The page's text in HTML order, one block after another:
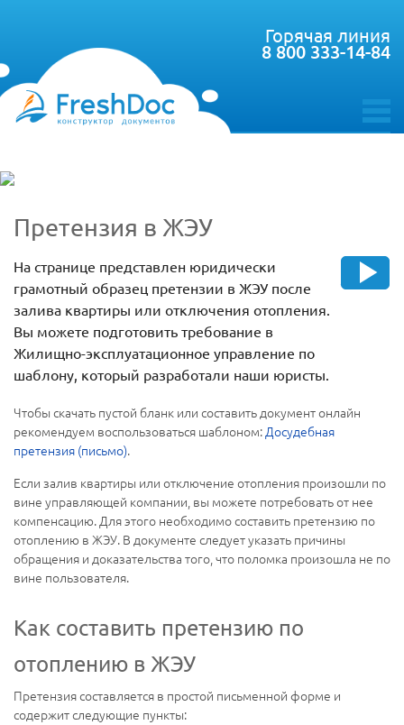
toggle
Горячая линия
8 800 333-14-84
Претензия в ЖЭУ
На странице представлен юридически
грамотный образец претензии в ЖЭУ после
залива квартиры или отключения отопления.
Вы можете подготовить требование в
Жилищно-эксплуатационное управление по
шаблону, который разработали наши юристы.
Чтобы скачать пустой бланк или составить документ онлайн
рекомендуем воспользоваться шаблоном:Досудебная
претензия (письмо).
Если залив квартиры или отключение отопления произошли по
вине управляющей компании, вы можете потребовать от нее
компенсацию. Для этого необходимо составить претензию по
отоплению в ЖЭУ. В документе следует указать причины
обращения и доказательства того, что поломка произошла не по
вине пользователя.
Как составить претензию по
отоплению в ЖЭУ
Претензия составляется в простой письменной форме и
содержит следующие пункты: